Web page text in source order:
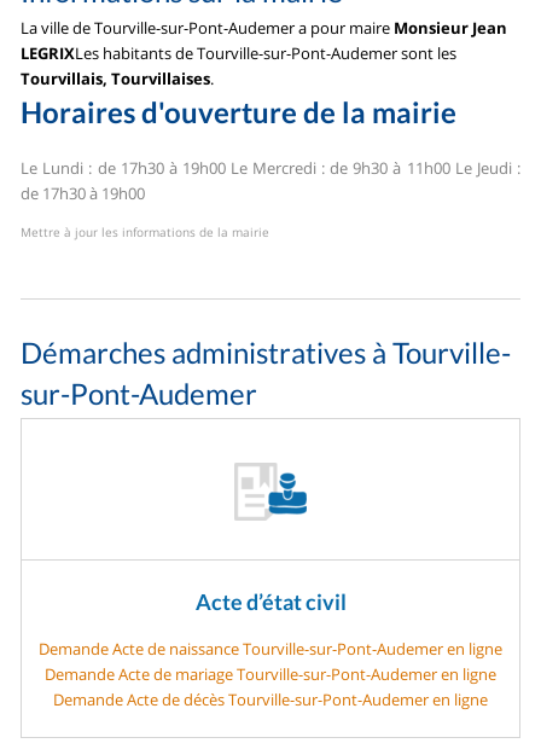
La ville de Tourville-sur-Pont-Audemer a pour maire Monsieur Jean
LEGRIXLes habitants de Tourville-sur-Pont-Audemer sont les
Tourvillais, Tourvillaises.
Horaires d'ouverture de la mairie
Le Lundi : de 17h30 à 19h00Le Mercredi : de 9h30 à 11h00Le Jeudi :
de 17h30 à 19h00
Mettre à jour les informations de la mairie
Démarches administratives à Tourville-
sur-Pont-Audemer
Acte d’état civil
Demande Acte de naissance Tourville-sur-Pont-Audemer en ligne
Demande Acte de mariage Tourville-sur-Pont-Audemer en ligne
Demande Acte de décès Tourville-sur-Pont-Audemer en ligne